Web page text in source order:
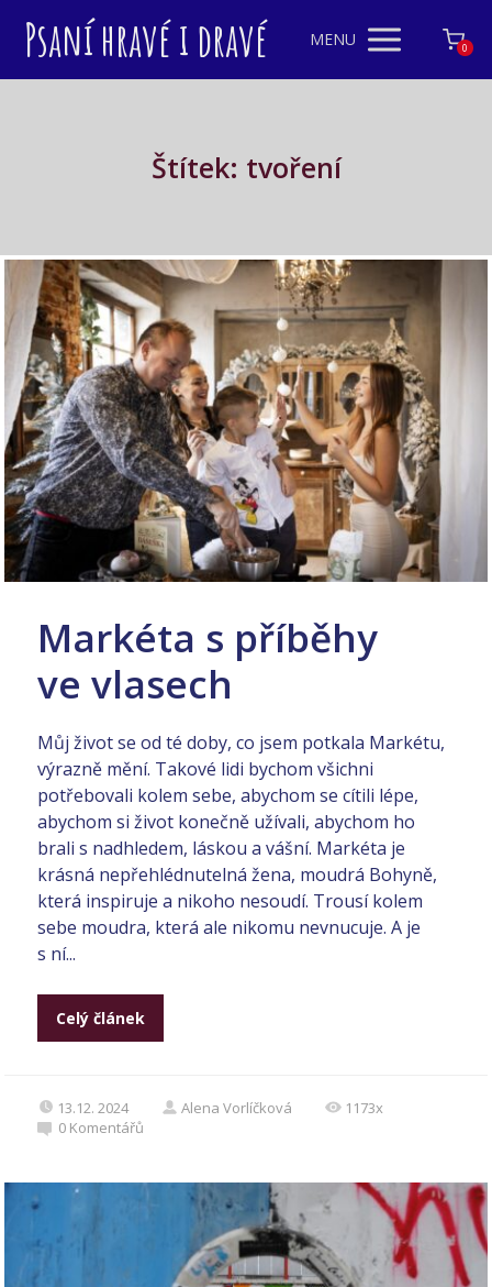
Psaní hravé i dravé MENU 0
Štítek: tvoření
Markéta s příběhy
ve vlasech
Můj život se od té doby, co jsem potkala Markétu,
výrazně mění. Takové lidi bychom všichni
potřebovali kolem sebe, abychom se cítili lépe,
abychom si život konečně užívali, abychom ho
brali s nadhledem, láskou a vášní. Markéta je
krásná nepřehlédnutelná žena, moudrá Bohyně,
která inspiruje a nikoho nesoudí. Trousí kolem
sebe moudra, která ale nikomu nevnucuje. A je
s ní...
Celý článek
13.12. 2024 Alena Vorlíčková
1173x
0 Komentářů